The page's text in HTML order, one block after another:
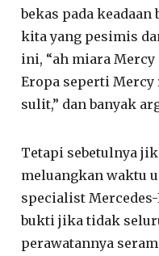
bekas pada keadaan
kita yang pesimis
ini, “ah miara Mercy
Eropa seperti Mercy
sulit,” dan banyak
Tetapi sebetulnya
meluangkan waktu
specialist
bukti jika tidak
perawatannya